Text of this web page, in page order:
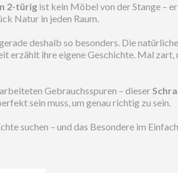
2-türigist kein Möbel von der Stange –
Natur in jeden Raum.
deshalb so besonders. Die
erzählt ihre eigene Geschichte. Mal zart,
Gebrauchsspuren – dieser
sein muss, um genau richtig zu sein.
suchen – und das Besondere im